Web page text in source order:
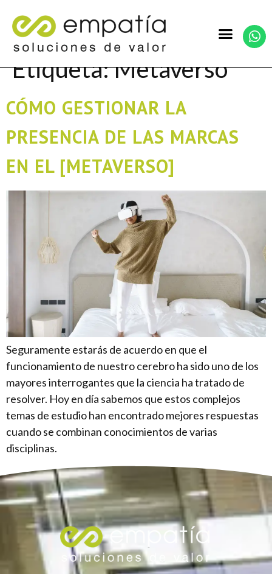
Etiqueta:Metaverso
CÓMO GESTIONAR LA
PRESENCIA DE LAS MARCAS
EN EL [METAVERSO]
Seguramente estarás de acuerdo en que el
funcionamiento de nuestro cerebro ha sido uno de los
mayores interrogantes que la ciencia ha tratado de
resolver. Hoy en día sabemos que estos complejos
temas de estudio han encontrado mejores respuestas
cuando se combinan conocimientos de varias
disciplinas.